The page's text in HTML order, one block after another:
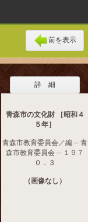
前を表示
詳 細
青森市の文化財 ［昭和４
５年］
青森市教育委員会／編 -- 青
森市教育委員会 -- １９７
０．３
（画像なし）